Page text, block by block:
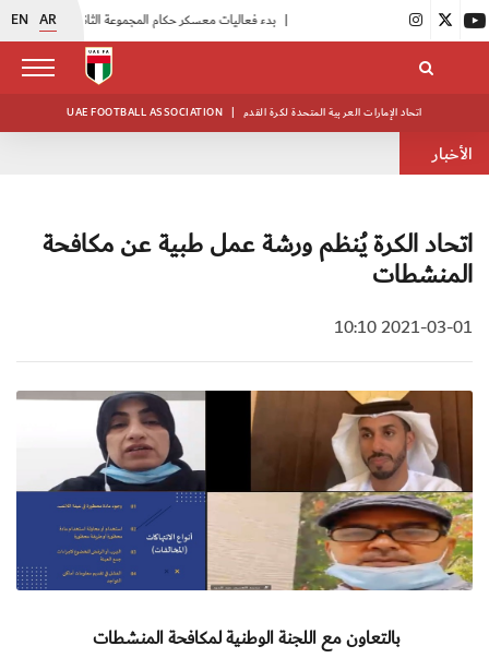
EN AR
UAE FOOTBALL ASSOCIATION | اتحاد الإمارات العربية المتحدة لكرة القدم
الأخبار
اتحاد الكرة يُنظم ورشة عمل طبية عن مكافحة
المنشطات
2021-03-01 10:10
بالتعاون مع اللجنة الوطنية لمكافحة المنشطات